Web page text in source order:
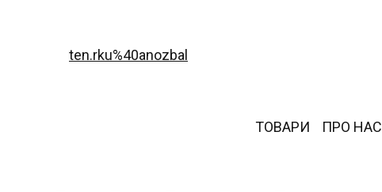
ten.rku%40anozbal
ТОВАРИ ПРО НАС